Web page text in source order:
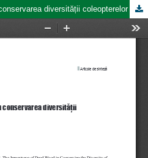
Importanța lemnului mort în conservarea diversității coleopterelor saproxilice